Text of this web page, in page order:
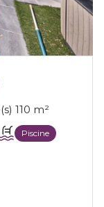
Maison 3 pièce(s) 2 chambre(s) 110 m²
Piscine